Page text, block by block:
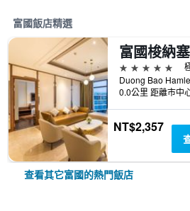
富國飯店精選
5星級
0.0公里 距離市中
NT$2,357
查看其它富國的熱門飯店